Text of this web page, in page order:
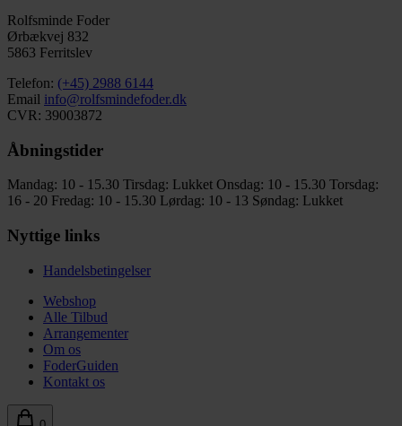
Rolfsminde Foder
Ørbækvej 832
5863 Ferritslev
Telefon: (+45) 2988 6144
Email info@rolfsmindefoder.dk
CVR: 39003872
Åbningstider
Mandag: 10 - 15.30 Tirsdag: Lukket Onsdag: 10 - 15.30 Torsdag:
16 - 20 Fredag: 10 - 15.30 Lørdag: 10 - 13 Søndag: Lukket
Nyttige links
Handelsbetingelser
Webshop
Alle Tilbud
Arrangementer
Om os
FoderGuiden
Kontakt os